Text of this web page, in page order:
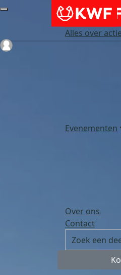
Alles over
Evenementen
Over ons
Contact